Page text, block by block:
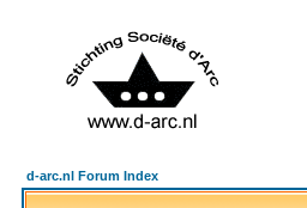
d-arc.nl Forum Index